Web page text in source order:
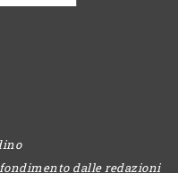
dalle redazioni